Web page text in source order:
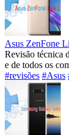
Asus ZenFone
Revisão técnica
e de todos os
#revisões #Asus